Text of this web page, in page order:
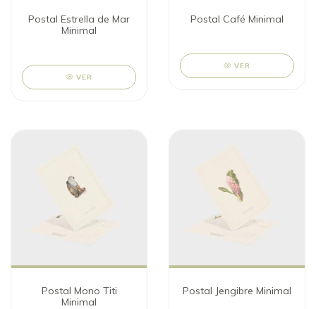
Postal Estrella de Mar
Minimal
VER
Postal Café Minimal
VER
Postal Mono Titi
Minimal
Postal Jengibre Minimal